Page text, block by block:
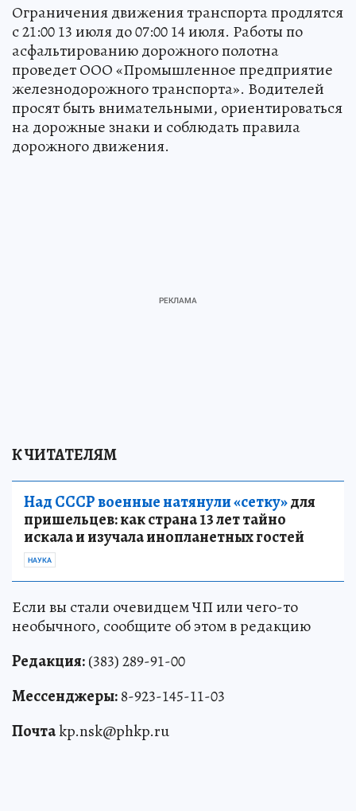
Ограничения движения транспорта продлятся
с 21:00 13 июля до 07:00 14 июля. Работы по
асфальтированию дорожного полотна
проведет ООО «Промышленное предприятие
железнодорожного транспорта». Водителей
просят быть внимательными, ориентироваться
на дорожные знаки и соблюдать правила
дорожного движения.
К ЧИТАТЕЛЯМ
Над СССР военные натянули «сетку»для
пришельцев: как страна 13 лет тайно
искала и изучала инопланетных гостей
НАУКА
Если вы стали очевидцем ЧП или чего-то
необычного, сообщите об этом в редакцию
Редакция:(383) 289-91-00
Мессенджеры:8-923-145-11-03
Почтаkp.nsk@phkp.ru